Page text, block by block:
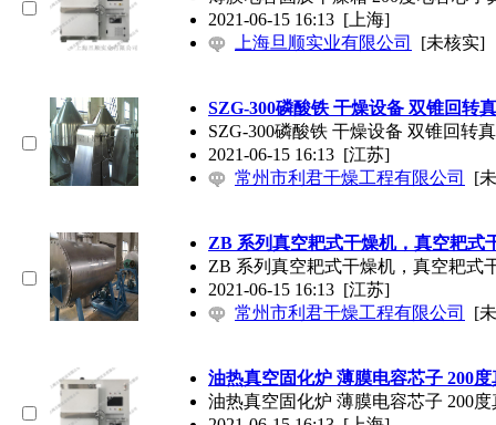
2021-06-15 16:13 [上海]
上海旦顺实业有限公司
[未核实]
SZG-300磷酸铁 干燥设备 双锥回转
SZG-300磷酸铁 干燥设备 双锥回转
2021-06-15 16:13 [江苏]
常州市利君干燥工程有限公司
[
ZB 系列真空耙式干燥机，真空耙式
ZB 系列真空耙式干燥机，真空耙式
2021-06-15 16:13 [江苏]
常州市利君干燥工程有限公司
[
油热真空固化炉 薄膜电容芯子 200
油热真空固化炉 薄膜电容芯子 200